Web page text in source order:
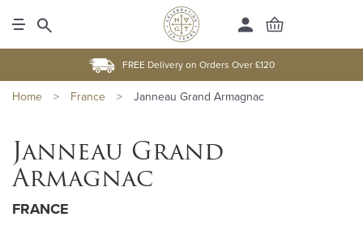
FREE Delivery on Orders Over £120
Home > France > Janneau Grand Armagnac
Janneau Grand
Armagnac
FRANCE